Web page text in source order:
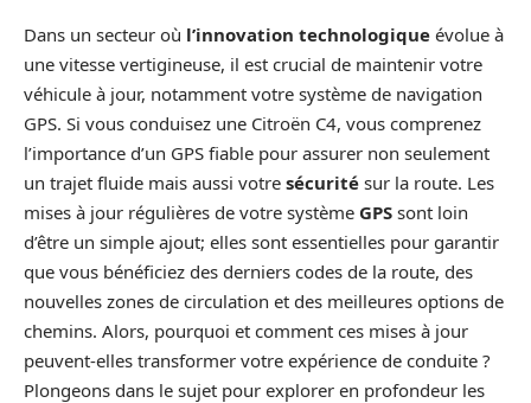
Dans un secteur où l’innovation technologique évolue à
une vitesse vertigineuse, il est crucial de maintenir votre
véhicule à jour, notamment votre système de navigation
GPS. Si vous conduisez une Citroën C4, vous comprenez
l’importance d’un GPS fiable pour assurer non seulement
un trajet fluide mais aussi votre sécurité sur la route. Les
mises à jour régulières de votre système GPS sont loin
d’être un simple ajout; elles sont essentielles pour garantir
que vous bénéficiez des derniers codes de la route, des
nouvelles zones de circulation et des meilleures options de
chemins. Alors, pourquoi et comment ces mises à jour
peuvent-elles transformer votre expérience de conduite ?
Plongeons dans le sujet pour explorer en profondeur les